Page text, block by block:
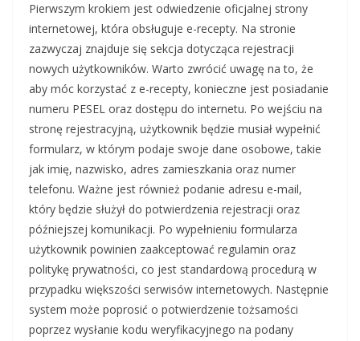
Pierwszym krokiem jest odwiedzenie oficjalnej strony
internetowej, która obsługuje e-recepty. Na stronie
zazwyczaj znajduje się sekcja dotycząca rejestracji
nowych użytkowników. Warto zwrócić uwagę na to, że
aby móc korzystać z e-recepty, konieczne jest posiadanie
numeru PESEL oraz dostępu do internetu. Po wejściu na
stronę rejestracyjną, użytkownik będzie musiał wypełnić
formularz, w którym podaje swoje dane osobowe, takie
jak imię, nazwisko, adres zamieszkania oraz numer
telefonu. Ważne jest również podanie adresu e-mail,
który będzie służył do potwierdzenia rejestracji oraz
późniejszej komunikacji. Po wypełnieniu formularza
użytkownik powinien zaakceptować regulamin oraz
politykę prywatności, co jest standardową procedurą w
przypadku większości serwisów internetowych. Następnie
system może poprosić o potwierdzenie tożsamości
poprzez wysłanie kodu weryfikacyjnego na podany